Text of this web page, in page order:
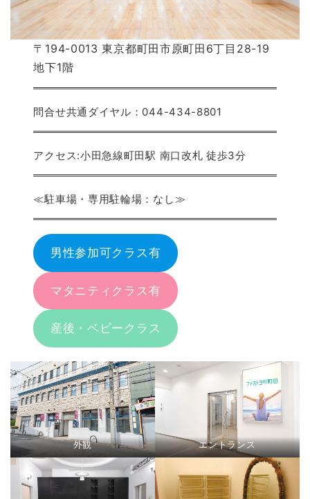
〒194-0013 東京都町田市原町田6丁目28-19
地下1階
問合せ共通ダイヤル：044-434-8801
アクセス:小田急線町田駅 南口改札 徒歩3分
≪駐車場・専用駐輪場：なし≫
男性参加可クラス有
マタニティクラス有
産後・ベビークラス
外観 エントランス